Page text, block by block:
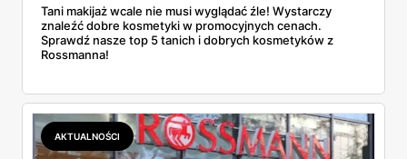
Tani makijaż wcale nie musi wyglądać źle! Wystarczy
znaleźć dobre kosmetyki w promocyjnych cenach.
Sprawdź nasze top 5 tanich i dobrych kosmetyków z
Rossmanna!
AKTUALNOŚCI